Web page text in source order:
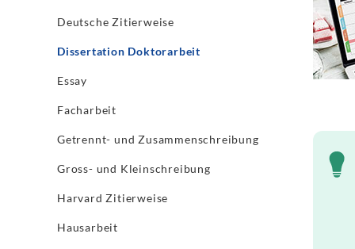
Deutsche Zitierweise
Dissertation Doktorarbeit
Essay
Facharbeit
Getrennt- und Zusammenschreibung
Gross- und Kleinschreibung
Harvard Zitierweise
Hausarbeit